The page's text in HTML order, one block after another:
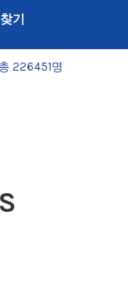
기
226451명